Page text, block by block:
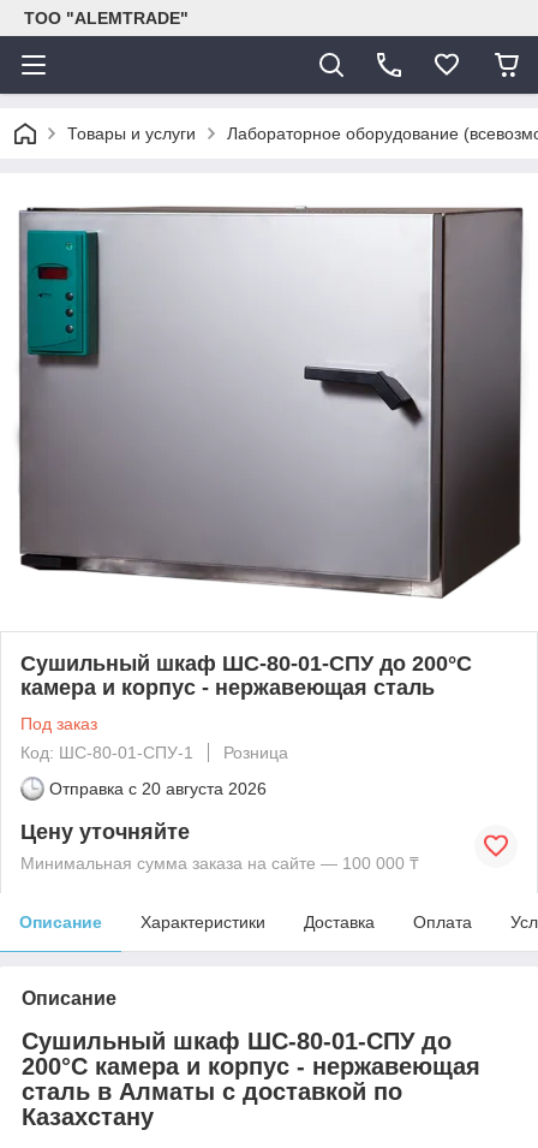
ТОО "ALEMTRADE"
Товары и услуги Лабораторное оборудование
Сушильный шкаф ШС-80-01-СПУ до 200°С
камера и корпус - нержавеющая сталь
Под заказ
Код: ШС-80-01-СПУ-1
Розница
Отправка с 20 августа 2026
Цену уточняйте
Минимальная сумма заказа на сайте — 100 000 ₸
Описание Характеристики Доставка Оплата
Описание
Сушильный шкаф ШС-80-01-СПУ до
200°С камера и корпус - нержавеющая
сталь в Алматы с доставкой по
Казахстану